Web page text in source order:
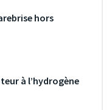
hors
à l’hydrogène